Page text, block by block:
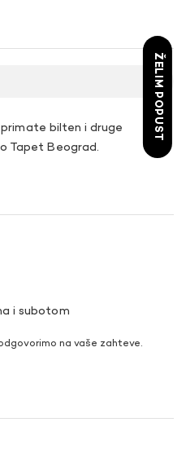
bilten i druge
Tapet Beograd.
i subotom
na vaše zahteve.
ŽELIM POPUST